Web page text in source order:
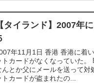
タイランド】2007年
年11月1日 香港 香港に着
トカードがなくなっていた。
んとか父にメールを送って対
トカードが盗まれたの...